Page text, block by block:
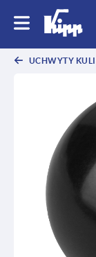
UCHWYTY